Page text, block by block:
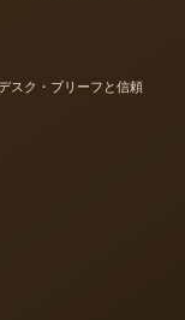
スク・ブリーフと信頼